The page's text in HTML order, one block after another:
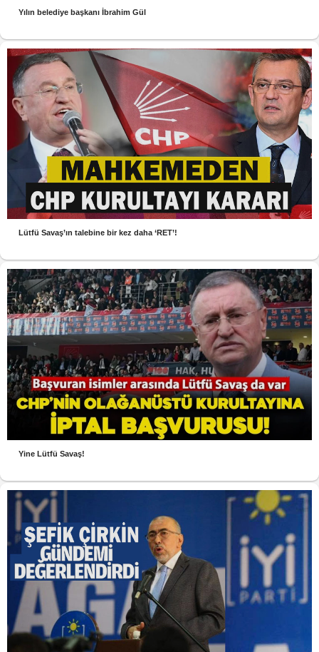
Yılın belediye başkanı İbrahim Gül
Lütfü Savaş’ın talebine bir kez daha ‘RET’!
Yine Lütfü Savaş!